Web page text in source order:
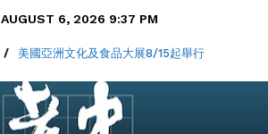
AUGUST 6, 2026 9:37 PM
/ 美國亞洲文化及食品大展8/15起舉行